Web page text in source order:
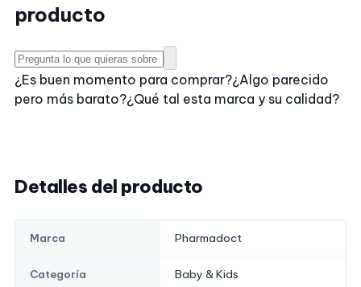
producto
¿Es buen momento para comprar?¿Algo parecido
pero más barato?¿Qué tal esta marca y su calidad?
Detalles del producto
Marca Pharmadoct
Categoría Baby & Kids